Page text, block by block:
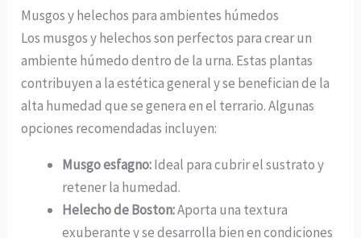
Musgos y helechos para ambientes húmedos
Los musgos y helechos son perfectos para crear un
ambiente húmedo dentro de la urna. Estas plantas
contribuyen a la estética general y se benefician de la
alta humedad que se genera en el terrario. Algunas
opciones recomendadas incluyen:
Musgo esfagno:Ideal para cubrir el sustrato y
retener la humedad.
Helecho de Boston:Aporta una textura
exuberante y se desarrolla bien en condiciones